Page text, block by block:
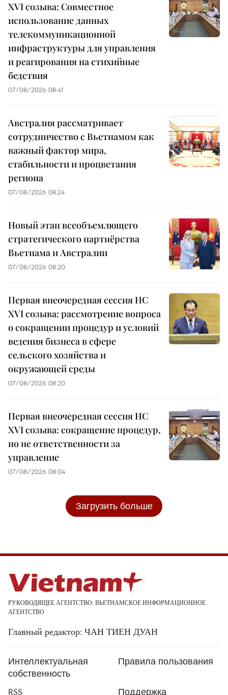
XVI созыва: Совместное
использование данных
телекоммуникационной
инфраструктуры для управления
и реагирования на стихийные
бедствия
07/08/2026 08:41
Австралия рассматривает
сотрудничество с Вьетнамом как
важный фактор мира,
стабильности и процветания
региона
07/08/2026 08:24
Новый этап всеобъемлющего
стратегического партнёрства
Вьетнама и Австралии
07/08/2026 08:20
Первая внеочередная сессия НС
XVI созыва: рассмотрение вопроса
о сокращении процедур и условий
ведения бизнеса в сфере
сельского хозяйства и
окружающей среды
07/08/2026 08:20
Первая внеочередная сессия НС
XVI созыва: сокращение процедур,
но не ответственности за
управление
07/08/2026 08:04
Загрузить больше
РУКОВОДЯЩЕЕ АГЕНТСТВО: ВЬЕТНАМСКОЕ ИНФОРМАЦИОННОЕ
АГЕНТСТВО
Главный редактор: ЧАН ТИЕН ДУАН
Интеллектуальная
собственность
Правила пользования
RSS Поддержка